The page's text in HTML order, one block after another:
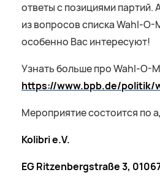
ответы с позициями партий.
из вопросов списка Wahl-
особенно Вас интересуют!
Узнать больше про Wahl-O-
https://www.bpb.de/politik/
Мероприятие состоится по
Kolibrie.V.
EGRitzenbergstraße3,